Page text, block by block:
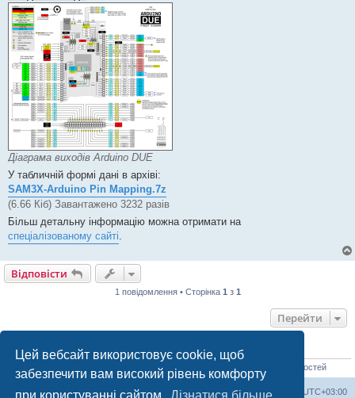
Цей вебсайт використовує cookie, щоб
забезпечити вам високий рівень комфорту
Діаграма виходів Arduino DUE
У табличній формі дані в архіві:
SAM3X-Arduino Pin Mapping.7z
(6.66 Кіб) Завантажено 3232 разів
Більш детальну інформацію можна отримати на
спеціалізованому сайті.
Відповісти
1 повідомлення • Сторінка 1 з 1
Перейти
ХТО ЗАРАЗ ОНЛАЙН
Зараз переглядають цей форум: Немає зареєстрованих користувачів і 0 гостей
Список форумів Часовий пояс UTC+03:00